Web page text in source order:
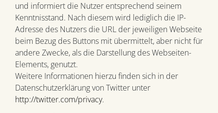
und informiert die Nutzer entsprechend seinem
Kenntnisstand. Nach diesem wird lediglich die IP-
Adresse des Nutzers die URL der jeweiligen Webseite
beim Bezug des Buttons mit übermittelt, aber nicht für
andere Zwecke, als die Darstellung des Webseiten-
Elements, genutzt.
Weitere Informationen hierzu finden sich in der
Datenschutzerklärung von Twitter unter
http://twitter.com/privacy.